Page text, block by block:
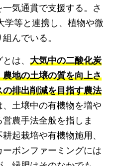
気通貫で支援する。さ
学等と連携し、植物や微
んでいる。
とは、大気中の二酸化炭
地の土壌の質を向上さ
排出削減を目指す農法
土壌中の有機物を増や
農手法全般を指しま
起栽培や有機物施用、
ボンファーミングには